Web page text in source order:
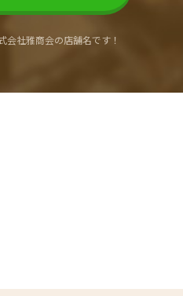
社雅商会の店舗名です！